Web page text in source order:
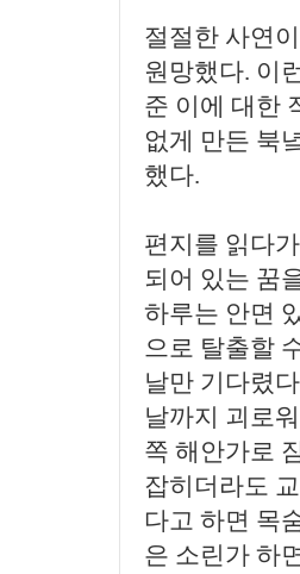
절절한 사연
원망했다. 이
준 이에 대한
없게 만든 북
했다.
편지를 읽다
되어 있는 꿈
하루는 안면
으로 탈출할
날만 기다렸
날까지 괴로
쪽 해안가로
잡히더라도
다고 하면 목
은 소린가 하